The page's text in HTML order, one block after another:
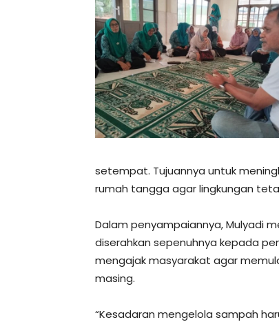
setempat. Tujuannya untuk
rumah tangga agar lingkungan
Dalam penyampaiannya, Mulyadi
diserahkan sepenuhnya kepada
mengajak masyarakat agar
masing.
“Kesadaran mengelola sampah